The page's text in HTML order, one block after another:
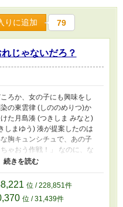
りに追加 79
じゃないだろ？
ろか、女の子にも興味をし
の東雲律 (しののめりつ)か
た月島湊 (つきしま みなと)
しまゆう) 湊が提案したのは
な胸キュンシチュで、あの子
ゃおう作戦！」 なのに、な
かり現れる。 そして湊のま
湊の提案した「胸キュンシ
え？ちょっとまって？実践す
いか？ 戸惑う湊に打ち明け
DKの青春BL✨️ 2万弱の短
位 / 228,851件
位 / 31,439件